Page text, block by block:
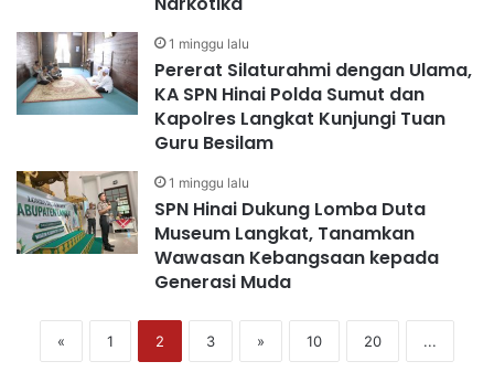
1 minggu lalu
Pererat Silaturahmi dengan Ulama,
KA SPN Hinai Polda Sumut dan
Kapolres Langkat Kunjungi Tuan
Guru Besilam
1 minggu lalu
SPN Hinai Dukung Lomba Duta
Museum Langkat, Tanamkan
Wawasan Kebangsaan kepada
Generasi Muda
« 1 2 3 » 10 20 ...